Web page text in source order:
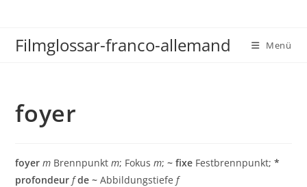
springen
Filmglossar-franco-allemand Menü
foyer
foyer m Brennpunktm; Fokusm; ~ fixe Festbrennpunkt;*
profondeurf de ~ Abbildungstiefef